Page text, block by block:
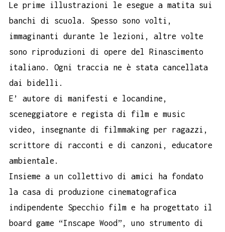
Le prime illustrazioni le esegue a matita sui
banchi di scuola. Spesso sono volti,
immaginanti durante le lezioni, altre volte
sono riproduzioni di opere del Rinascimento
italiano. Ogni traccia ne è stata cancellata
dai bidelli.
E’ autore di manifesti e locandine,
sceneggiatore e regista di film e music
video, insegnante di filmmaking per ragazzi,
scrittore di racconti e di canzoni, educatore
ambientale.
Insieme a un collettivo di amici ha fondato
la casa di produzione cinematografica
indipendente Specchio film e ha progettato il
board game “Inscape Wood”, uno strumento di